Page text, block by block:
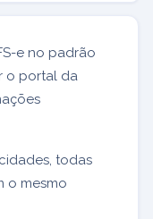
e no padrão
o portal da
todas
o mesmo